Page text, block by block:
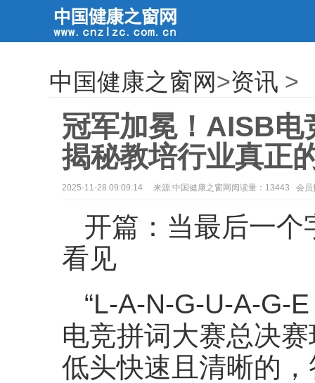
中国健康之窗网>资讯 >
冠军加冕！AISB电
揭秘教培行业真正
2025-11-28 09:09:14 来源:中国健康之窗网阅读量：13443 会员
开篇：当最后一个
看见
“L-A-N-G-U-A-G-
电竞拼词大赛总决
低头快速且清晰的，